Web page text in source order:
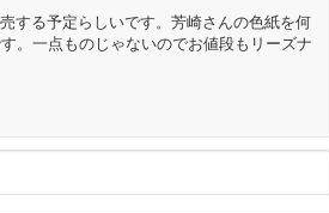
する予定らしいです。芳崎さんの色紙を何
。一点ものじゃないのでお値段もリーズナ